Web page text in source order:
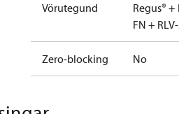
Vörutegund
Regus® +
FN +
Zero-blocking No